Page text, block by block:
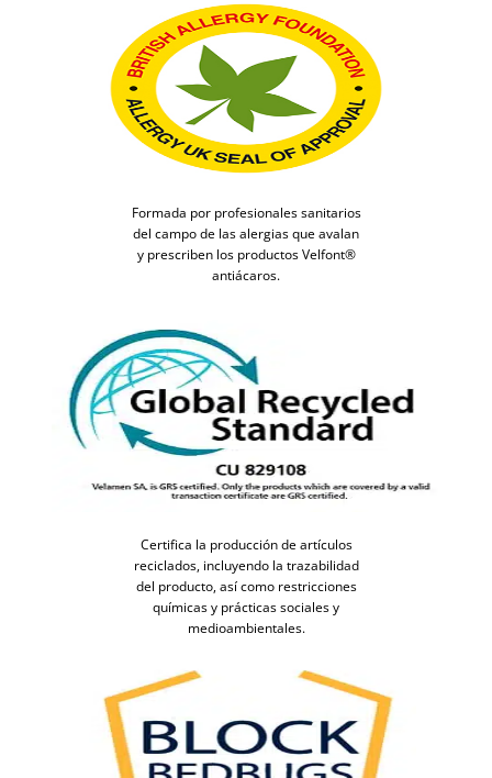
Formada por profesionales sanitarios
del campo de las alergias que avalan
y prescriben los productos Velfont®
antiácaros.
Certifica la producción de artículos
reciclados, incluyendo la trazabilidad
del producto, así como restricciones
químicas y prácticas sociales y
medioambientales.